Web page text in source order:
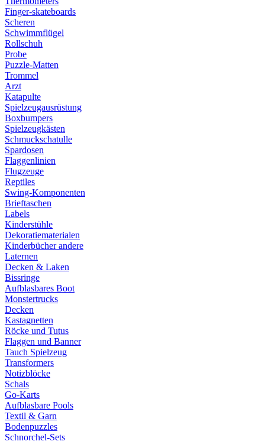
Finger-skateboards
Scheren
Schwimmflügel
Rollschuh
Probe
Puzzle-Matten
Trommel
Arzt
Katapulte
Spielzeugausrüstung
Boxbumpers
Spielzeugkästen
Schmuckschatulle
Spardosen
Flaggenlinien
Flugzeuge
Reptiles
Swing-Komponenten
Brieftaschen
Labels
Kinderstühle
Dekoratiematerialen
Kinderbücher andere
Laternen
Decken & Laken
Bissringe
Aufblasbares Boot
Monstertrucks
Decken
Kastagnetten
Röcke und Tutus
Flaggen und Banner
Tauch Spielzeug
Transformers
Notizblöcke
Schals
Go-Karts
Aufblasbare Pools
Textil & Garn
Bodenpuzzles
Schnorchel-Sets